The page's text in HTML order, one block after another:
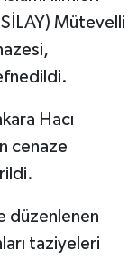
Mütevelli
Hacı
cenaze
düzenlenen
taziyeleri